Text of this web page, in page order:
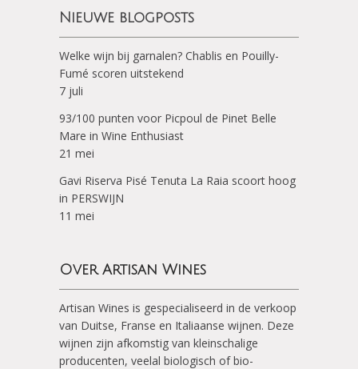
Nieuwe blogposts
Welke wijn bij garnalen? Chablis en Pouilly-
Fumé scoren uitstekend
7 juli
93/100 punten voor Picpoul de Pinet Belle
Mare in Wine Enthusiast
21 mei
Gavi Riserva Pisé Tenuta La Raia scoort hoog
in PERSWIJN
11 mei
Over Artisan Wines
Artisan Wines is gespecialiseerd in de verkoop
van Duitse, Franse en Italiaanse wijnen. Deze
wijnen zijn afkomstig van kleinschalige
producenten, veelal biologisch of bio-